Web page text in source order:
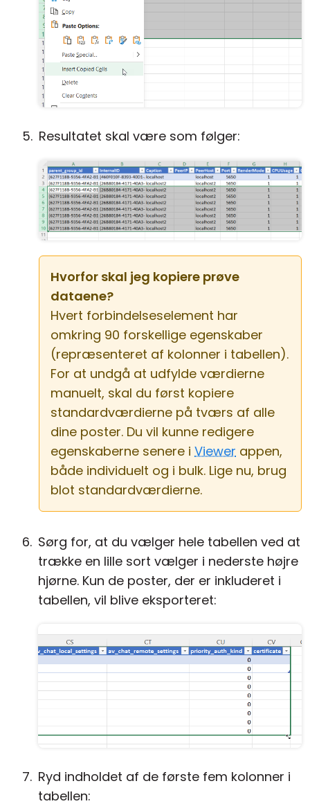
Resultatet skal være som følger:
Hvorfor skal jeg kopiere prøve
dataene?
Hvert forbindelseselement har
omkring 90 forskellige egenskaber
(repræsenteret af kolonner i tabellen).
For at undgå at udfylde værdierne
manuelt, skal du først kopiere
standardværdierne på tværs af alle
dine poster. Du vil kunne redigere
egenskaberne senere i Viewer appen,
både individuelt og i bulk. Lige nu, brug
blot standardværdierne.
Sørg for, at du vælger hele tabellen ved at
trække en lille sort vælger i nederste højre
hjørne. Kun de poster, der er inkluderet i
tabellen, vil blive eksporteret:
Ryd indholdet af de første fem kolonner i
tabellen: